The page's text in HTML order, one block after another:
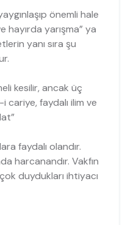
önemli hale
hayırda yarışma” ya
yanı sıra şu
kesilir, ancak üç
faydalı ilim ve
faydalı olandır.
harcanandır. Vakfın
duydukları ihtiyacı